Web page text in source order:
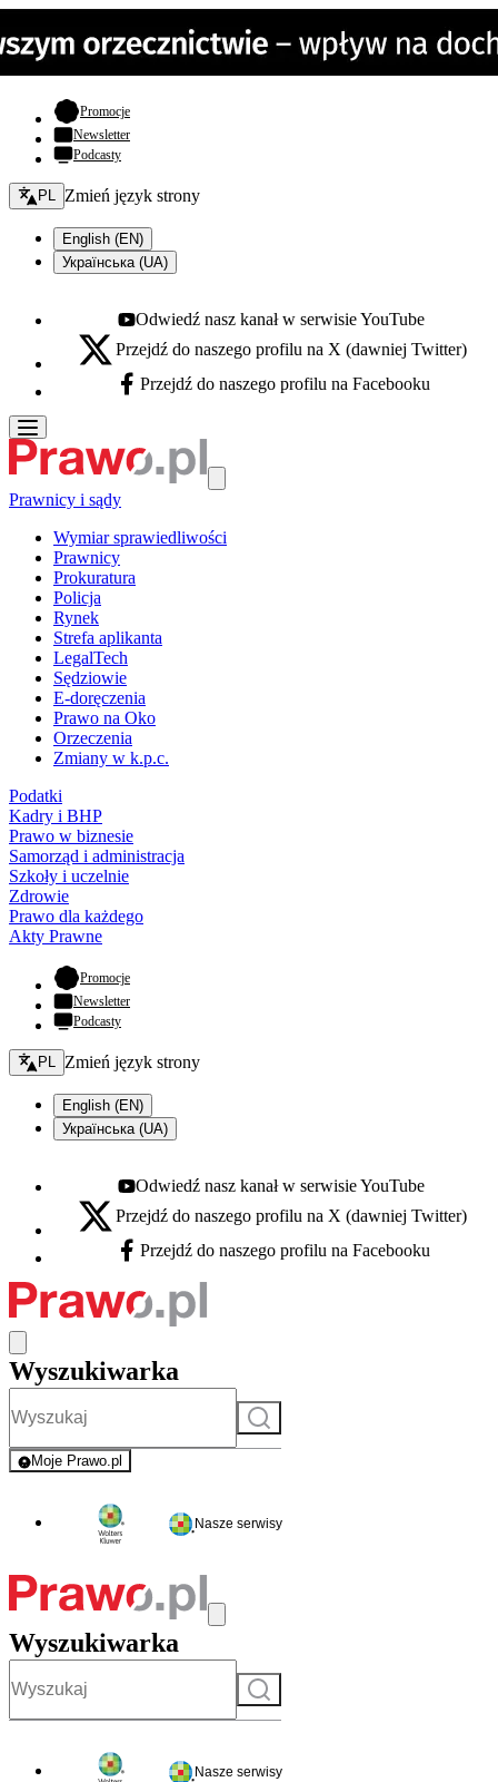
Promocje- otwiera się w nowej karcie
Newsletter
Podcasty
Zmień język - bieżący:
PL Zmień język strony
English (EN)
Українська (UA)
Youtube - otwiera się w nowej karcie
Odwiedź nasz kanał w serwisie YouTube
X - otwiera się w nowej karcie
Przejdź do naszego profilu na X (dawniej Twitter)
Facebook - otwiera się w nowej karcie
Przejdź do naszego profilu na Facebooku
Prawnicy i sądy
Wymiar sprawiedliwości
Prawnicy
Prokuratura
Policja
Rynek
Strefa aplikanta
LegalTech
Sędziowie
E-doręczenia
Prawo na Oko
Orzeczenia
Zmiany w k.p.c.
Podatki
Kadry i BHP
Prawo w biznesie
Samorząd i administracja
Szkoły i uczelnie
Zdrowie
Prawo dla każdego
Akty Prawne
Promocje- otwiera się w nowej karcie
Newsletter
Podcasty
Zmień język - bieżący:
PL Zmień język strony
English (EN)
Українська (UA)
Youtube - otwiera się w nowej karcie
Odwiedź nasz kanał w serwisie YouTube
X - otwiera się w nowej karcie
Przejdź do naszego profilu na X (dawniej Twitter)
Facebook - otwiera się w nowej karcie
Przejdź do naszego profilu na Facebooku
Wyszukiwarka
Szukaj
Moje Prawo.pl
- rejestracja i logowanie do serwisu
Nasze serwisy
Wyszukiwarka
Szukaj
Nasze serwisy